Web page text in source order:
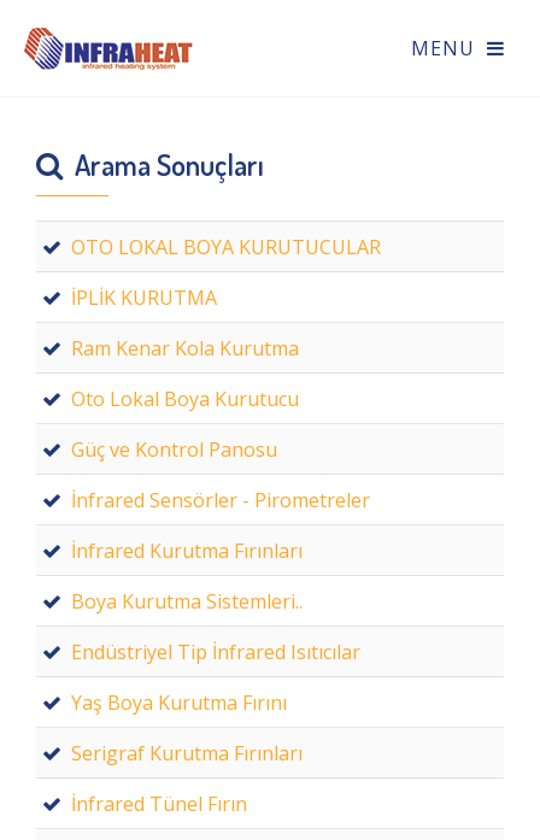
Arama Sonuçları
OTO LOKAL BOYA KURUTUCULAR
İPLİK KURUTMA
Ram Kenar Kola Kurutma
Oto Lokal Boya Kurutucu
Güç ve Kontrol Panosu
İnfrared Sensörler - Pirometreler
İnfrared Kurutma Fırınları
Boya Kurutma Sistemleri..
Endüstriyel Tip İnfrared Isıtıcılar
Yaş Boya Kurutma Fırını
Serigraf Kurutma Fırınları
İnfrared Tünel Fırın